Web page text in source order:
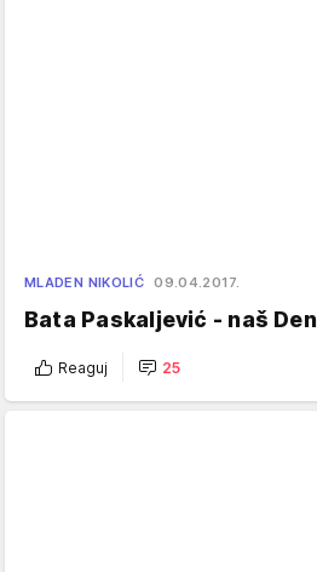
MLADEN NIKOLIĆ 09.04.2017.
Bata Paskaljević - naš
Reaguj 25